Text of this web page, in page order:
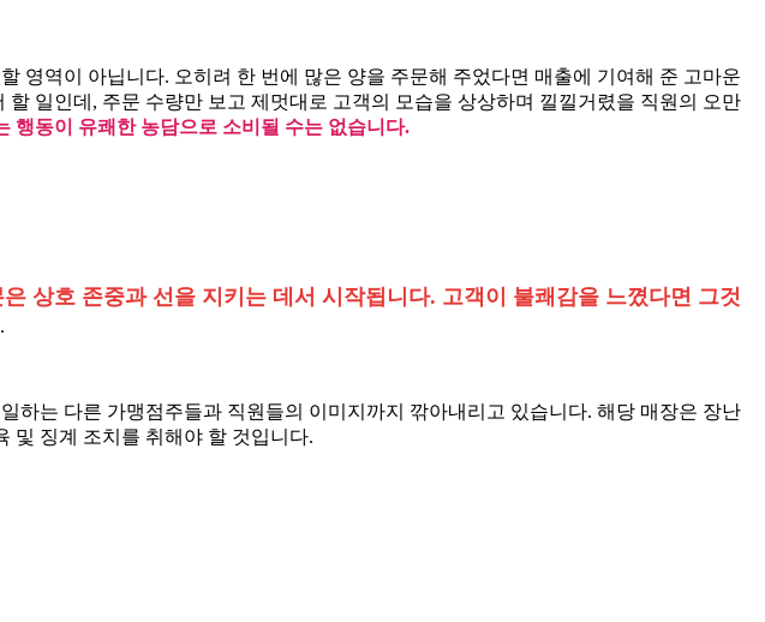
영역이 아닙니다. 오히려 한 번에 많은 양을 주문해 주었다면 매출에 기여해 준 고마운
일인데, 주문 수량만 보고 제멋대로 고객의 모습을 상상하며 낄낄거렸을 직원의 오만
행동이 유쾌한 농담으로 소비될 수는 없습니다.
상호 존중과 선을 지키는 데서 시작됩니다. 고객이 불쾌감을 느꼈다면 그것
하는 다른 가맹점주들과 직원들의 이미지까지 깎아내리고 있습니다. 해당 매장은 장난
및 징계 조치를 취해야 할 것입니다.